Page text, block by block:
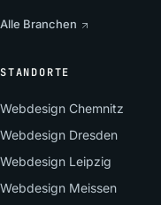
Alle Branchen
STANDORTE
Webdesign Chemnitz
Webdesign Dresden
Webdesign Leipzig
Webdesign Meissen